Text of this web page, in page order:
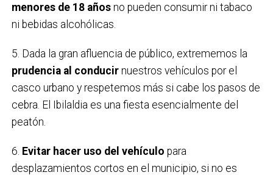
menores de 18 añosno pueden consumir ni tabaco
ni bebidas alcohólicas.
5. Dada la gran afluencia de público, extrememos la
prudencia al conducirnuestros vehículos por el
casco urbano y respetemos más si cabe los pasos de
cebra. El Ibilaldia es una fiesta esencialmente del
peatón.
6. Evitar hacer uso del vehículo para
desplazamientos cortos en el municipio, si no es